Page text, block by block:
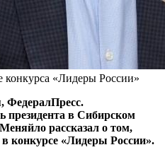
конкурса «Лидеры России»
президента в Сибирском
рассказал о том,
конкурсе «Лидеры России».